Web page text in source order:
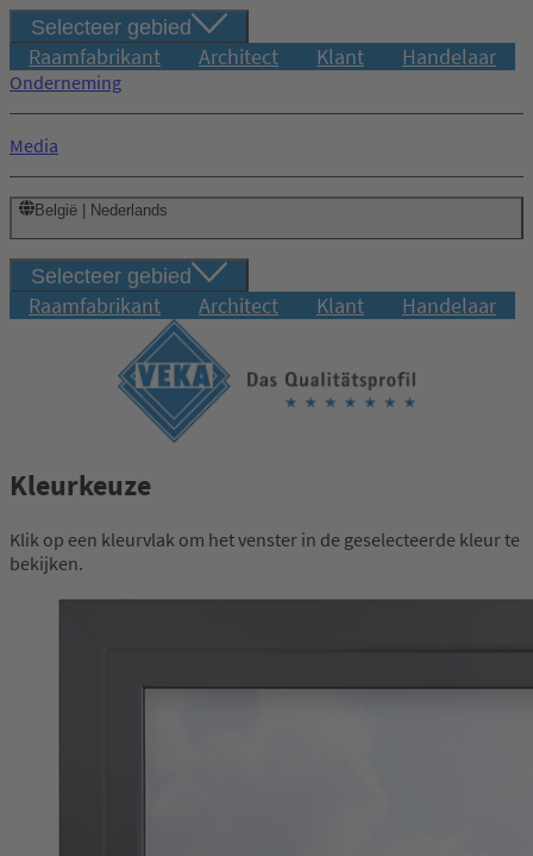
Selecteer gebied
Raamfabrikant Architect Klant Handelaar
Onderneming
Media
België | Nederlands
Selecteer gebied
Raamfabrikant Architect Klant Handelaar
Kleurkeuze
Klik op een kleurvlak om het venster in de geselecteerde kleur te
bekijken.